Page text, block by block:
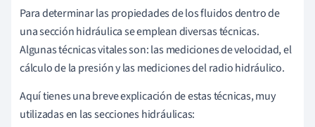
Para determinar las propiedades de los fluidos dentro de
una sección hidráulica se emplean diversas técnicas.
Algunas técnicas vitales son: las mediciones de velocidad, el
cálculo de la presión y las mediciones del radio hidráulico.
Aquí tienes una breve explicación de estas técnicas, muy
utilizadas en las secciones hidráulicas: